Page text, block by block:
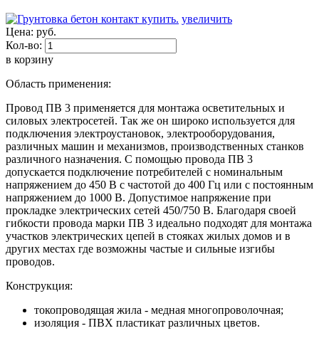
увеличить
Цена: руб.
Кол-во:
в корзину
Область применения:
Провод ПВ 3 применяется для монтажа осветительных и
силовых электросетей. Так же он широко используется для
подключения электроустановок, электрооборудования,
различных машин и механизмов, производственных станков
различного назначения. С помощью провода ПВ 3
допускается подключение потребителей с номинальным
напряжением до 450 В с частотой до 400 Гц или с постоянным
напряжением до 1000 В. Допустимое напряжение при
прокладке электрических сетей 450/750 В. Благодаря своей
гибкости провода марки ПВ 3 идеально подходят для монтажа
участков электрических цепей в стояках жилых домов и в
других местах где возможны частые и сильные изгибы
проводов.
Конструкция:
токопроводящая жила - медная многопроволочная;
изоляция - ПВХ пластикат различных цветов.